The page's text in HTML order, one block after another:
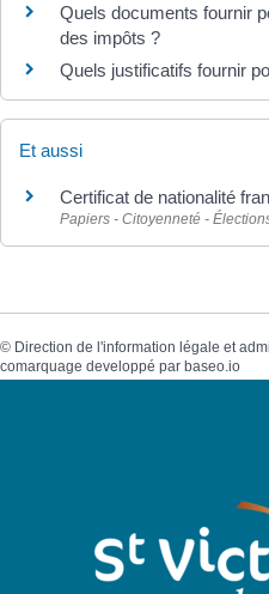
Quels documents fournir
des impôts ?
Quels justificatifs fournir
Et aussi
Certificat de nationalité
Papiers - Citoyenneté -
© Direction de l'information légale et
comarquage developpé par baseo.io